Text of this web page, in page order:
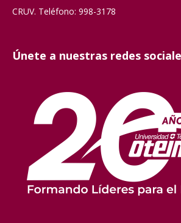
CRUV. Teléfono: 998-3178
Únete a nuestras redes